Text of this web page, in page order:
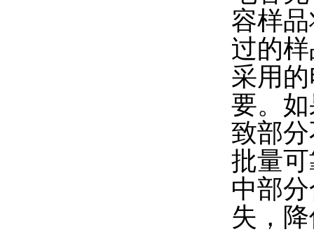
容样
过的
采用
要。
致部
批量
中部
失，